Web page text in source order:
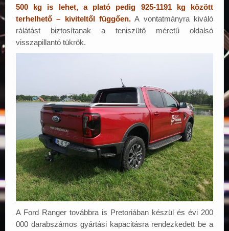
500 kg is lehet, a plató pedig 925-1191 kg között
terhelhető – kiviteltől függően. A vontatmányra kiváló
rálátást biztosítanak a teniszütő méretű oldalsó
visszapillantó tükrök.
A Ford Ranger továbbra is Pretoriában készül és évi 200
000 darabszámos gyártási kapacitásra rendezkedett be a